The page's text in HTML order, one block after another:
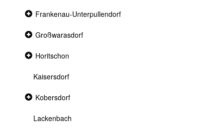
Collapsed
Frankenau-Unterpullendorf
Collapsed
Großwarasdorf
Collapsed
Horitschon
Kaisersdorf
Collapsed
Kobersdorf
Lackenbach